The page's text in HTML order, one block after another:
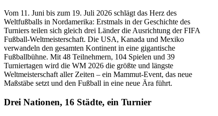
Vom 11. Juni bis zum 19. Juli 2026 schlägt das Herz des
Weltfußballs in Nordamerika: Erstmals in der Geschichte des
Turniers teilen sich gleich drei Länder die Ausrichtung der FIFA
Fußball-Weltmeisterschaft. Die USA, Kanada und Mexiko
verwandeln den gesamten Kontinent in eine gigantische
Fußballbühne. Mit 48 Teilnehmern, 104 Spielen und 39
Turniertagen wird die WM 2026 die größte und längste
Weltmeisterschaft aller Zeiten – ein Mammut-Event, das neue
Maßstäbe setzt und den Fußball in eine neue Ära führt.
Drei Nationen, 16 Städte, ein Turnier